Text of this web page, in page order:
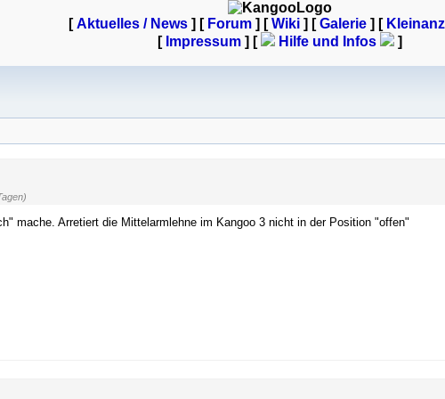
[Aktuelles / News ] [ Forum ] [Wiki ] [Galerie ] [
[ Impressum] [ Hilfe und Infos ]
mache. Arretiert die Mittelarmlehne im Kangoo 3 nicht in der Position "offen"